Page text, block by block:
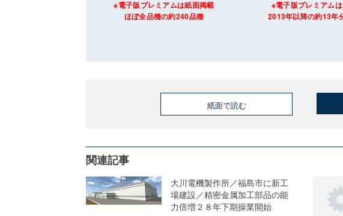
※電子版プレミアムは紙面掲載
ほぼ全品種の約240品種
※電子版プレミアムは
2013年以降の約13年
紙面で読む
関連記事
大川電機製作所／福島市に新工
場建設／精密金属加工部品の能
力倍増２８年下期操業開始